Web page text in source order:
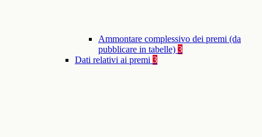
Ammontare complessivo dei premi (da
pubblicare in tabelle) 3
Dati relativi ai premi 3